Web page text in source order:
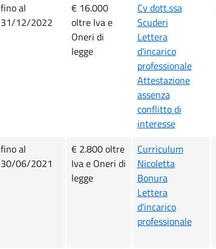
fino al
31/12/2022
€ 16.000
oltre Iva e
Oneri di
legge
Cv dott.ssa
Scuderi
Lettera
d'incarico
professionale
Attestazione
assenza
conflitto di
interesse
fino al
30/06/2021
€ 2.800 oltre
Iva e Oneri di
legge
Curriculum
Nicoletta
Bonura
Lettera
d'incarico
professionale